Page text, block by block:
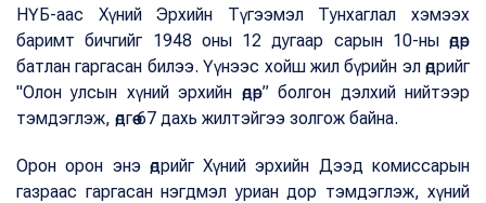
НҮБ-аас Хүний Эрхийн Түгээмэл Тунхаглал хэмээх
баримт бичгийг 1948 оны 12 дугаар сарын 10-ны өдөр
батлан гаргасан билээ. Үүнээс хойш жил бүрийн эл өдрийг
"Олон улсын хүний эрхийн өдөр” болгон дэлхий нийтээр
тэмдэглэж, өдгөө 67 дахь жилтэйгээ золгож байна.
Орон орон энэ өдрийг Хүний эрхийн Дээд комиссарын
газраас гаргасан нэгдмэл уриан дор тэмдэглэж, хүний